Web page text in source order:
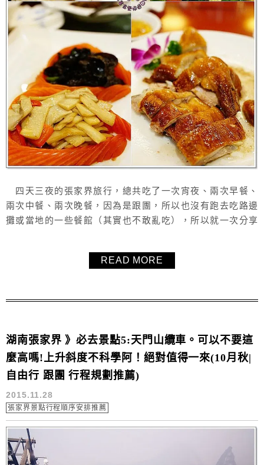
四天三夜的張家界旅行，總共吃了一次宵夜、兩次早餐、
兩次中餐、兩次晚餐，因為是跟團，所以也沒有跑去吃路邊
攤或當地的一些餐館（其實也不敢亂吃），所以就一次分享
READ MORE
湖南張家界 》必去景點5:天門山纜車。可以不要這
麼高嗎!上升斜度不科學阿！絕對值得一來(10月秋|
自由行 跟團 行程規劃推薦)
2015.11.28
張家界景點行程順序安排推薦